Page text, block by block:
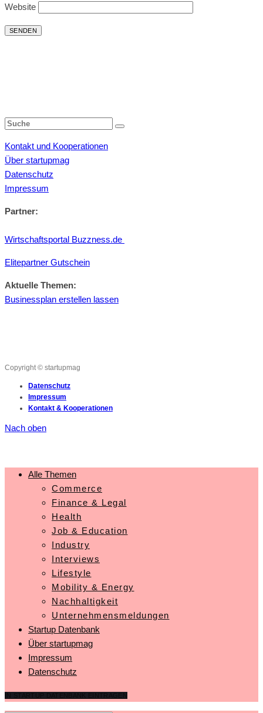
Website
Kontakt und Kooperationen
Über startupmag
Datenschutz
Impressum
Partner:
Wirtschaftsportal Buzzness.de
Elitepartner Gutschein
Aktuelle Themen:
Businessplan erstellen lassen
Copyright © startupmag
Datenschutz
Impressum
Kontakt & Kooperationen
Nach oben
Alle Themen
Commerce
Finance & Legal
Health
Job & Education
Industry
Interviews
Lifestyle
Mobility & Energy
Nachhaltigkeit
Unternehmensmeldungen
Startup Datenbank
Über startupmag
Impressum
Datenschutz